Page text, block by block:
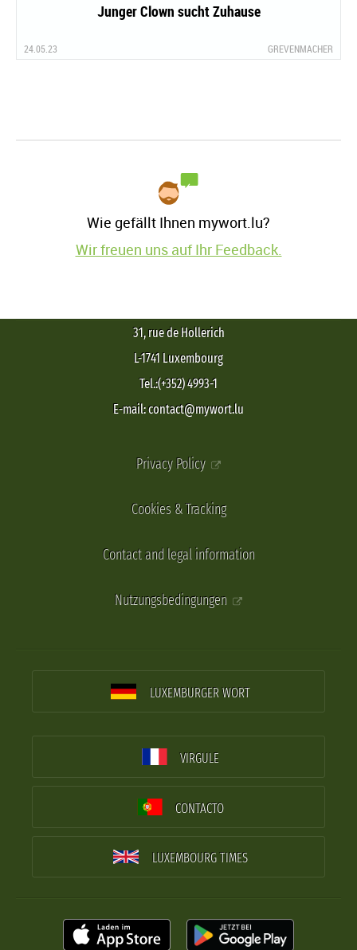
Junger Clown sucht Zuhause
24.05.23 GREVENMACHER
Wie gefällt Ihnen mywort.lu?
Wir freuen uns auf Ihr Feedback.
31, rue de Hollerich
L-1741 Luxembourg
Tel.:(+352) 4993-1
E-mail: contact@mywort.lu
Privacy Policy
Cookies & Tracking
Contact and legal information
Nutzungsbedingungen
LUXEMBURGER WORT
VIRGULE
CONTACTO
LUXEMBOURG TIMES